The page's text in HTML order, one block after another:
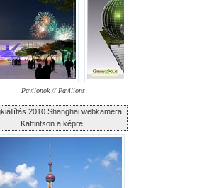
Pavilonok // Pavilions
2010 Shanghai webkamera
Kattintson a képre!